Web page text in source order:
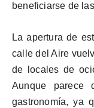
beneficiarse de
La apertura de
calle del Aire
de locales de
Aunque
gastronomía, ya